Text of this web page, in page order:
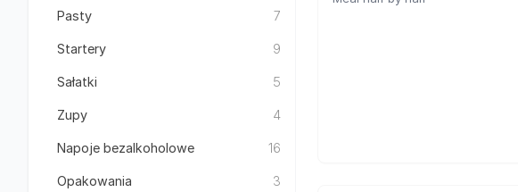
Pasty 7
Startery 9
Sałatki 5
Zupy 4
Napoje bezalkoholowe 16
Opakowania 3